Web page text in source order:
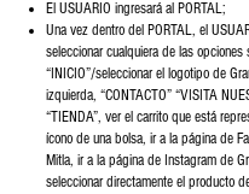
El USUARIO ingresará al PORTAL;
Una vez dentro del PORTAL, el
seleccionar cualquiera de las opciones
“INICIO”/seleccionar el logotipo de
izquierda, “CONTACTO” “VISITA
“TIENDA”, ver el carrito que está
ícono de una bolsa, ir a la página de
Mitla, ir a la página de Instagram de
seleccionar directamente el producto